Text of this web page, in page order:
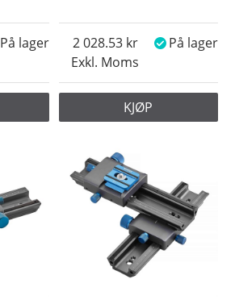
På lager
Exkl. Moms
2 028.53 På lager
KJØP